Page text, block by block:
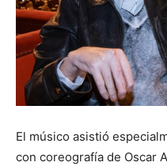
El músico asistió
con coreografía de Oscar